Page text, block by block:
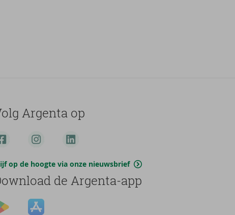
Argenta op
op de hoogte via onze nieuwsbrief
de Argenta-app